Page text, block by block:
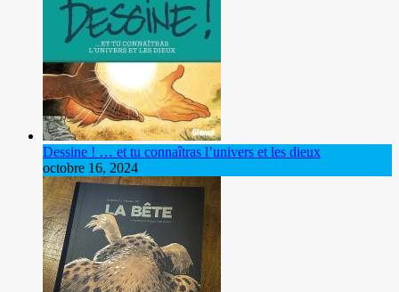
Dessine ! … et tu connaîtras l’univers et les dieux
octobre 16, 2024